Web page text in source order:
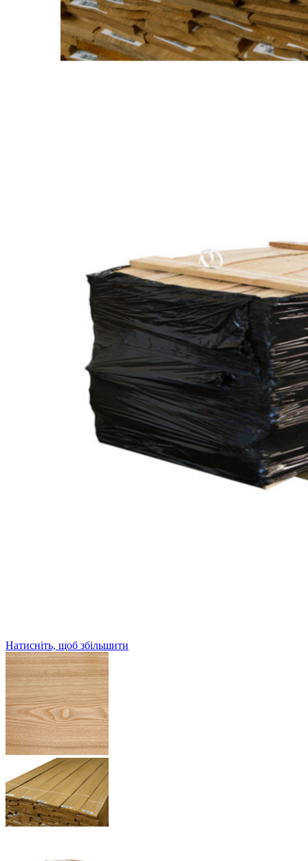
Натисніть, щоб збільшити